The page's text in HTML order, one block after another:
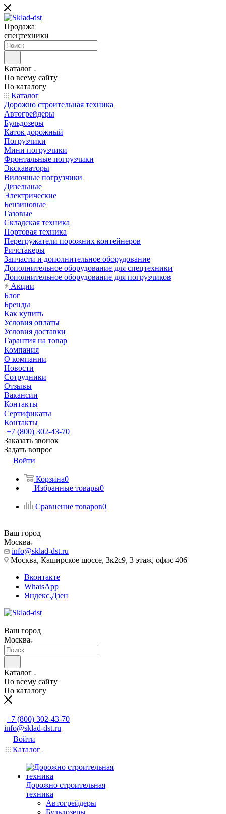
Продажа
спецтехники
Каталог
По всему сайту
По каталогу
Каталог
Дорожно строительная техника
Автогрейдеры
Бульдозеры
Каток дорожный
Погрузчики
Мини погрузчики
Фронтальные погрузчики
Экскаваторы
Вилочные погрузчики
Дизельные
Электрические
Бензиновые
Газовые
Складская техника
Портовая техника
Перегружатели порожних контейнеров
Ричстакеры
Запчасти и дополнительное оборудование
Дополнительное оборудование для спецтехники
Дополнительное оборудование для погрузчиков
Акции
Блог
Бренды
Как купить
Условия оплаты
Условия доставки
Гарантия на товар
Компания
О компании
Новости
Сотрудники
Отзывы
Вакансии
Контакты
Сертификаты
Контакты
+7 (800) 302-43-70
Заказать звонок
Задать вопрос
Войти
Корзина0
Избранные товары0
Сравнение товаров0
Ваш город
Москва
info@sklad-dst.ru
Москва, Каширское шоссе, 3к2с9, 3 этаж, офис 406
Вконтакте
WhatsApp
Яндекс.Дзен
Ваш город
Москва
Каталог
По всему сайту
По каталогу
+7 (800) 302-43-70
info@sklad-dst.ru
Войти
Каталог
Дорожно строительная
техника
Автогрейдеры
Бульдозеры